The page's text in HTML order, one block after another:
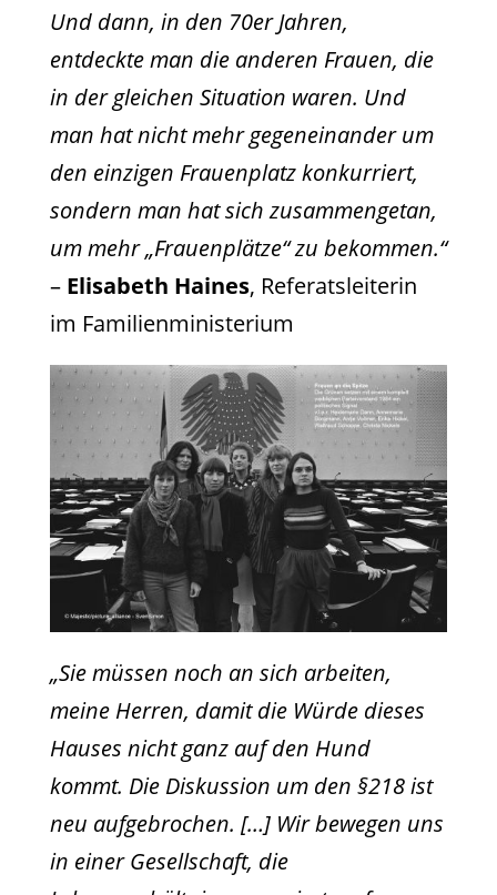
Und dann, in den 70er Jahren,
entdeckte man die anderen Frauen, die
in der gleichen Situation waren. Und
man hat nicht mehr gegeneinander um
den einzigen Frauenplatz konkurriert,
sondern man hat sich zusammengetan,
um mehr „Frauenplätze“ zu bekommen.“
– Elisabeth Haines, Referatsleiterin
im Familienministerium
„Sie müssen noch an sich arbeiten,
meine Herren, damit die Würde dieses
Hauses nicht ganz auf den Hund
kommt. Die Diskussion um den §218 ist
neu aufgebrochen. […] Wir bewegen uns
in einer Gesellschaft, die